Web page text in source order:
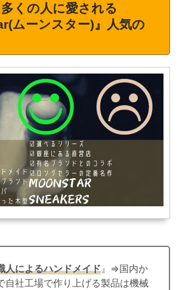
くの人に愛される
ムーンスター)』人気の
人によるハンドメイド』⇒国内か
自社工場で作り上げる製品は機械